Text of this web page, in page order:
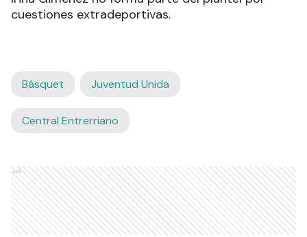
cuestiones extradeportivas.
Básquet Juventud Unida
Central Entrerriano
Ads